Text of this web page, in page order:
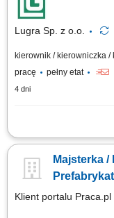
Lugra Sp. z o.o.
kierownik / kierowniczka
pracę
pełny etat
4 dni
Zakres obowiązków
Wymagania dobra
związanych z produkcją
Majsterka / Majster Produkcji
Klient portalu Praca.pl